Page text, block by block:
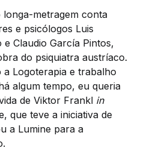
longa-metragem conta
e psicólogos Luis
Claudio García Pintos,
do psiquiatra austríaco.
a Logoterapia e trabalho
algum tempo, eu queria
de Viktor Frankl in
que teve a iniciativa de
a Lumine para a